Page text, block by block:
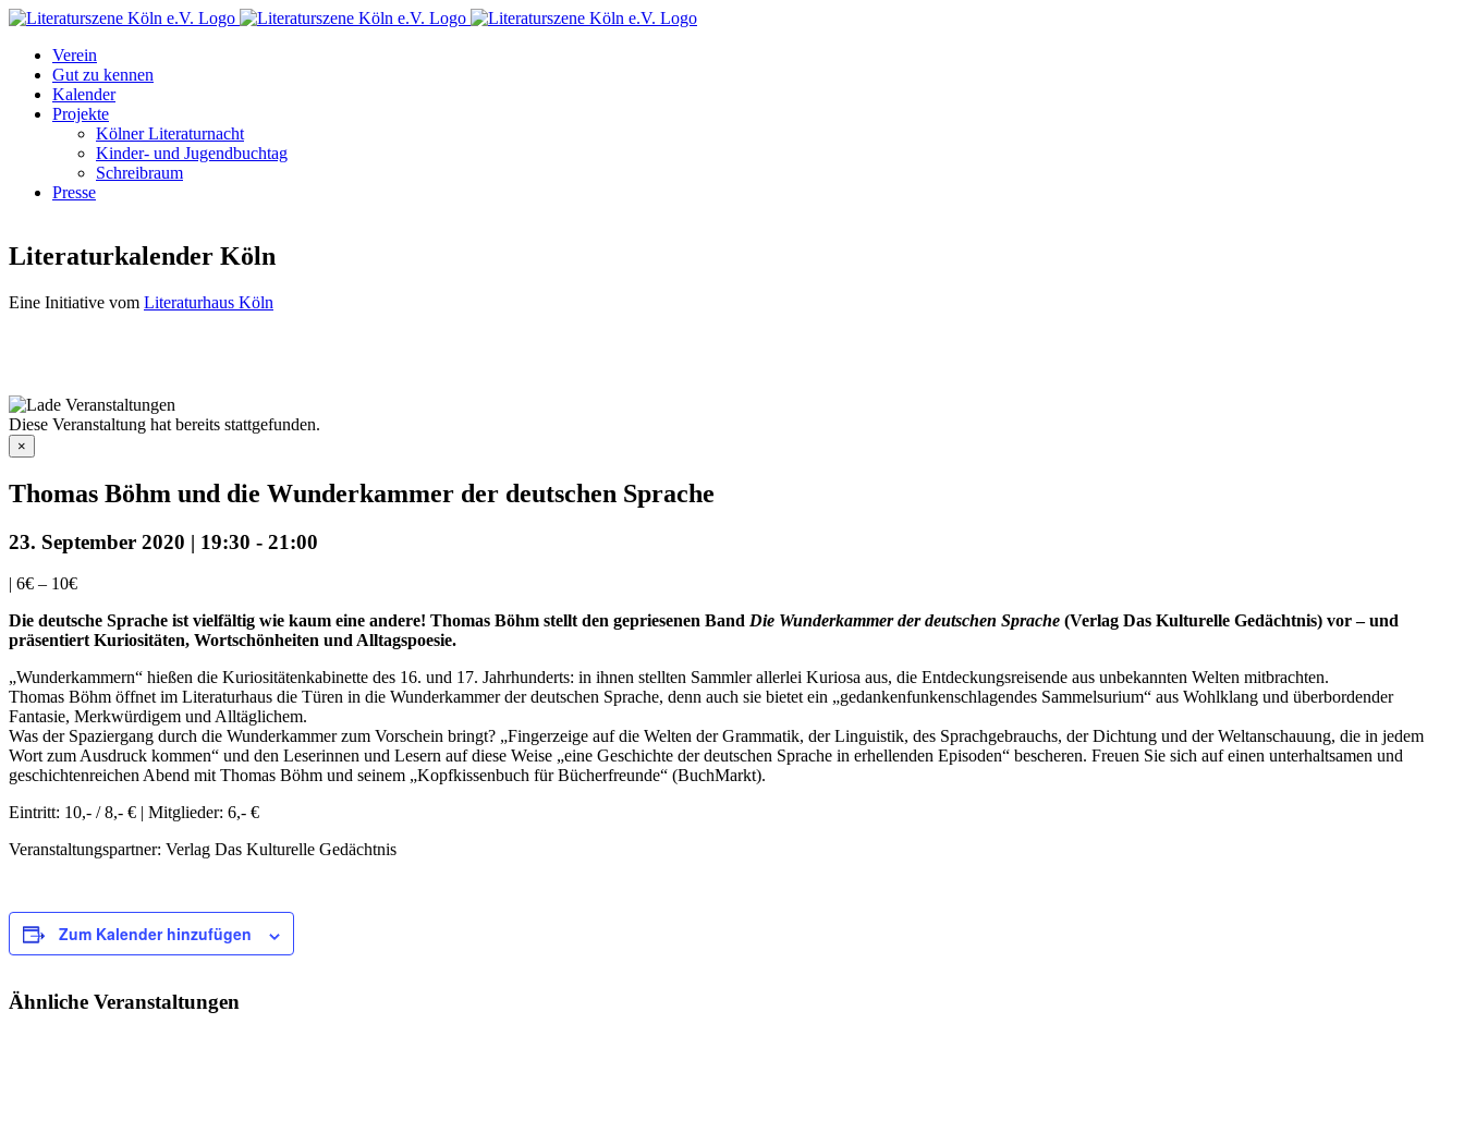
Zum
springen
Facebook
Instagram
E-
Verein
Gut zu kennen
Kalender
Projekte
Kölner Literaturnacht
Kinder- und Jugendbuchtag
Schreibraum
Presse
Literaturkalender Köln
Eine Initiative vom Literaturhaus Köln
Diese Veranstaltung hat bereits stattgefunden.
×
Thomas Böhm und die Wunderkammer der deutschen Sprache
23. September 2020 | 19:30 - 21:00
| 6€ – 10€
Die deutsche Sprache ist vielfältig wie kaum eine andere! Thomas Böhm stellt den gepriesenen Band Die Wunderkammer der deutschen Sprache (Verlag Das Kulturelle Gedächtnis) vor – und
präsentiert Kuriositäten, Wortschönheiten und Alltagspoesie.
„Wunderkammern“ hießen die Kuriositätenkabinette des 16. und 17. Jahrhunderts: in ihnen stellten Sammler allerlei Kuriosa aus, die Entdeckungsreisende aus unbekannten Welten mitbrachten.
Thomas Böhm öffnet im Literaturhaus die Türen in die Wunderkammer der deutschen Sprache, denn auch sie bietet ein „gedankenfunkenschlagendes Sammelsurium“ aus Wohlklang und überbordender
Fantasie, Merkwürdigem und Alltäglichem.
Was der Spaziergang durch die Wunderkammer zum Vorschein bringt? „Fingerzeige auf die Welten der Grammatik, der Linguistik, des Sprachgebrauchs, der Dichtung und der Weltanschauung, die in jedem
Wort zum Ausdruck kommen“ und den Leserinnen und Lesern auf diese Weise „eine Geschichte der deutschen Sprache in erhellenden Episoden“ bescheren. Freuen Sie sich auf einen unterhaltsamen und
geschichtenreichen Abend mit Thomas Böhm und seinem „Kopfkissenbuch für Bücherfreunde“ (BuchMarkt).
Eintritt: 10,- / 8,- € | Mitglieder: 6,- €
Veranstaltungspartner: Verlag Das Kulturelle Gedächtnis
Zum Kalender hinzufügen
Ähnliche Veranstaltungen